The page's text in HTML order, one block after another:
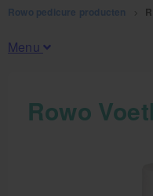
Rowo pedicure producten
Menu
Fysiotherapieproducten
Rowo